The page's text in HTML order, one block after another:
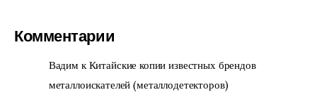
Комментарии
Вадим кКитайские копии известных брендов
металлоискателей (металлодетекторов)